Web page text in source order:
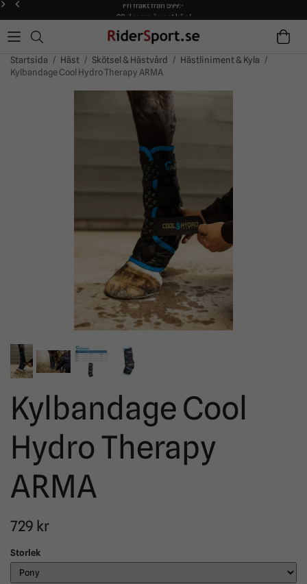
90 dagars öppet köp!
Fri frakt från 599:-
Startsida / Häst / Skötsel & Hästvård / Hästliniment & Kyla /
Kylbandage Cool Hydro Therapy ARMA
Kylbandage Cool
Hydro Therapy
ARMA
729 kr
Storlek